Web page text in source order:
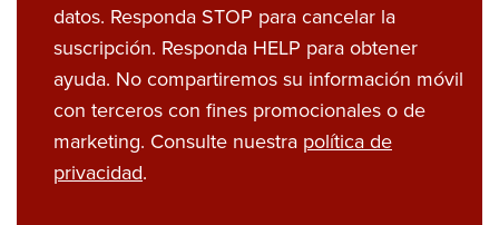
datos. Responda STOP para cancelar la
suscripción. Responda HELP para obtener
ayuda. No compartiremos su información móvil
con terceros con fines promocionales o de
marketing. Consulte nuestra política de
privacidad.